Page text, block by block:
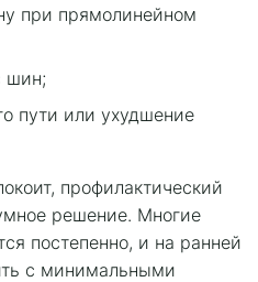
при прямолинейном
шин;
пути или ухудшение
профилактический
решение. Многие
постепенно, и на ранней
с минимальными